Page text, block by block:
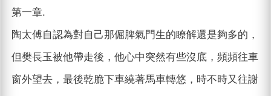
第一章.
陶太傅自認為對自己那倔脾氣門生的瞭解還是夠多的，
但樊長玉被他帶走後，他心中突然有些沒底，頻頻往車
窗外望去，最後乾脆下車繞著馬車轉悠，時不時又往謝